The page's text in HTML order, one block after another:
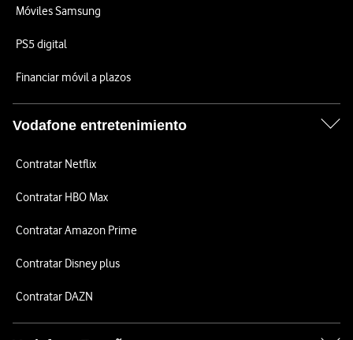
Móviles Samsung
PS5 digital
Financiar móvil a plazos
Vodafone entretenimiento
Contratar Netflix
Contratar HBO Max
Contratar Amazon Prime
Contratar Disney plus
Contratar DAZN